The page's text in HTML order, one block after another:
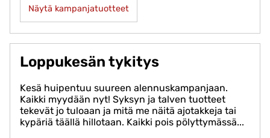
Näytä kampanjatuotteet
Loppukesän tykitys
Kesä huipentuu suureen alennuskampanjaan.
Kaikki myydään nyt! Syksyn ja talven tuotteet
tekevät jo tuloaan ja mitä me näitä ajotakkeja tai
kypäriä täällä hillotaan. Kaikki pois pölyttymässä...